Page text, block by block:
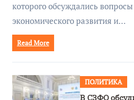
которого обсуждались
экономического развития и…
Read More
ПОЛИТИКА
В СЗФО